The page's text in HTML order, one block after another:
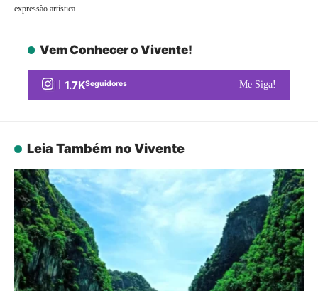
expressão artística.
Vem Conhecer o Vivente!
1.7KSeguidores Me Siga!
Leia Também no Vivente